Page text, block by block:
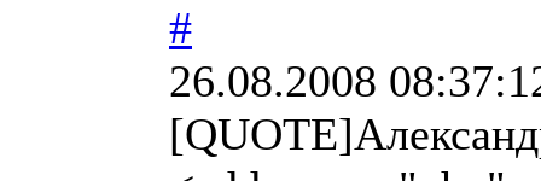
#
26.08.2008